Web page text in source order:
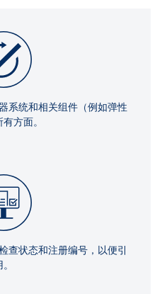
系统和相关组件（例如弹性
方面。
查状态和注册编号，以便引